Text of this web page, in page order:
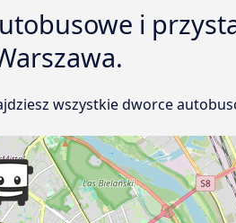
i
wszystkie dworce